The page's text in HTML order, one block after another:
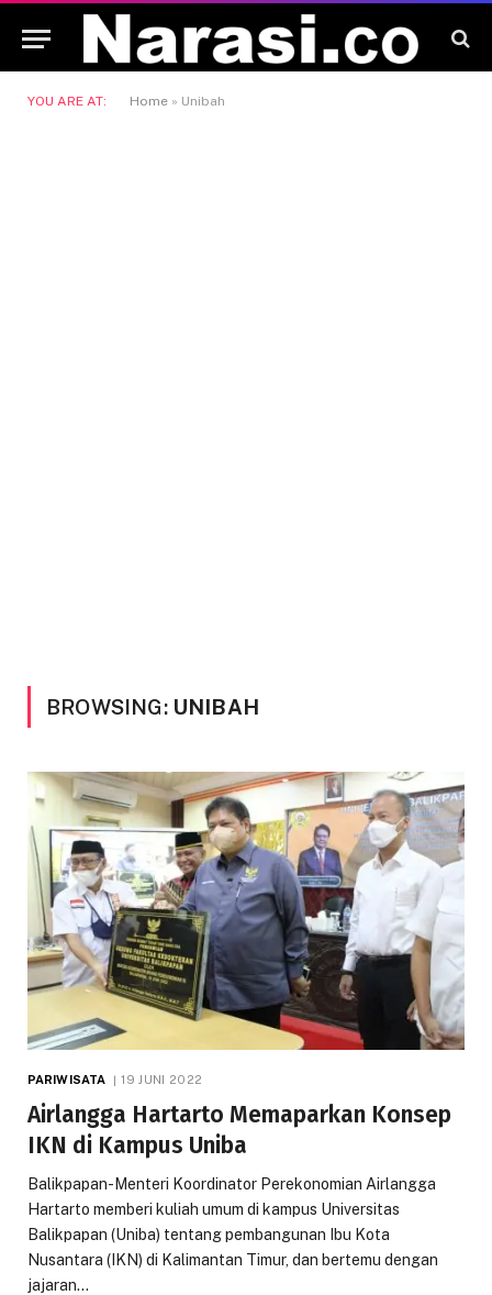
YOU ARE AT: Home » Unibah
BROWSING: UNIBAH
PARIWISATA 19 JUNI 2022
Airlangga Hartarto Memaparkan Konsep
IKN di Kampus Uniba
Balikpapan-Menteri Koordinator Perekonomian Airlangga
Hartarto memberi kuliah umum di kampus Universitas
Balikpapan (Uniba) tentang pembangunan Ibu Kota
Nusantara (IKN) di Kalimantan Timur, dan bertemu dengan
jajaran…